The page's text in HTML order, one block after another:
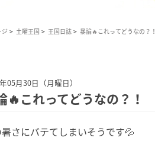
ジ 土曜王国 王国日誌 暴論🔥これってどうなの？！
05月30日（月曜日）
🔥これってどうなの？！
暑さにバテてしまいそうです💦